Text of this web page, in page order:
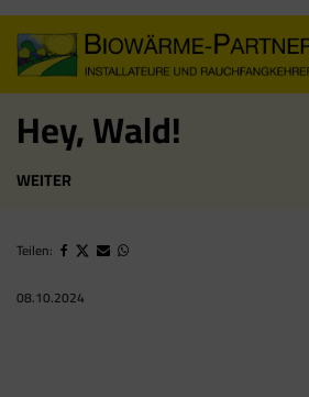
content
Hey, Wald!
WEITER
Teilen:
08.10.2024